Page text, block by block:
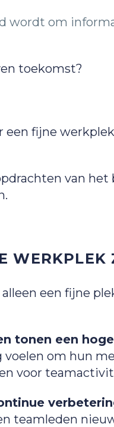
wordt om
toekomst?
een fijne
van
WERKPLEK
een fijne
tonen een
om hun
voor
teamleden